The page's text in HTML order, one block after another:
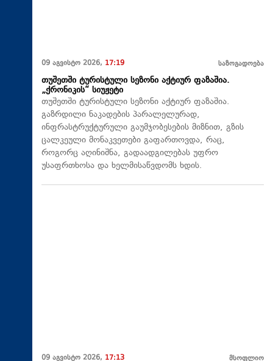
09 აგვისტო 2026, 17:19 საზოგადოება
თუშეთში ტურისტული სეზონი აქტიურ ფაზაშია.
„ქრონიკის“ სიუჟეტი
თუშეთში ტურისტული სეზონი აქტიურ ფაზაშია.
გაზრდილი ნაკადების პარალელურად,
ინფრასტრუქტურული გაუმჯობესების მიზნით, გზის
ცალკეული მონაკვეთები გაფართოვდა, რაც,
როგორც აღინიშნა, გადაადგილებას უფრო
უსაფრთხოსა და ხელმისაწვდომს ხდის.
09 აგვისტო 2026, 17:13